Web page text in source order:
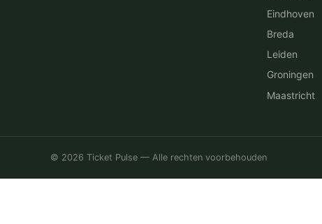
Eindhoven
Breda
Leiden
Groningen
Maastricht
© 2026 Ticket Pulse — Alle rechten voorbehouden